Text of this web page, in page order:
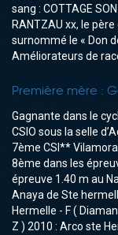
sang : COTTAGE
RANTZAU xx, le
surnommé le « Don
Améliorateurs de
Première mère :
Gagnante dans le
CSIO sous la selle
7ème CSI**
8ème dans les
épreuve 1.40 m au
Anaya de Ste
Hermelle - F (
Z ) 2010 : Arco ste